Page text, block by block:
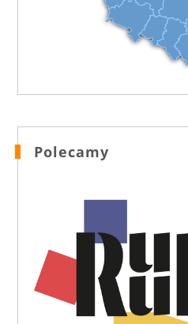
Polecamy